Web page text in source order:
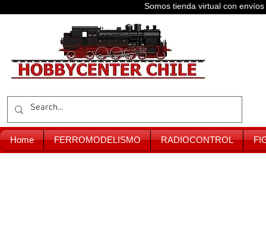
Somos tienda virtual con
Home FERROMODELISMO RADIOCONTROL